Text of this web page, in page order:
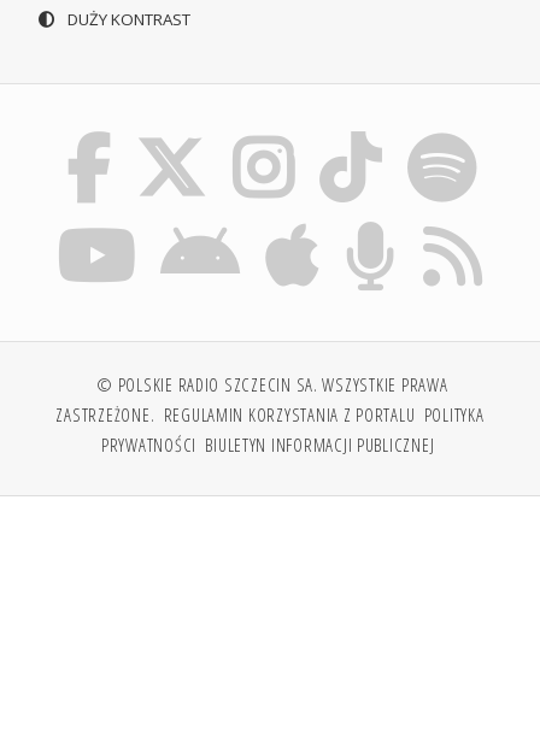
DUŻY KONTRAST
© POLSKIE RADIO SZCZECIN SA. WSZYSTKIE PRAWA
ZASTRZEŻONE. REGULAMIN KORZYSTANIA Z PORTALU POLITYKA
PRYWATNOŚCI BIULETYN INFORMACJI PUBLICZNEJ